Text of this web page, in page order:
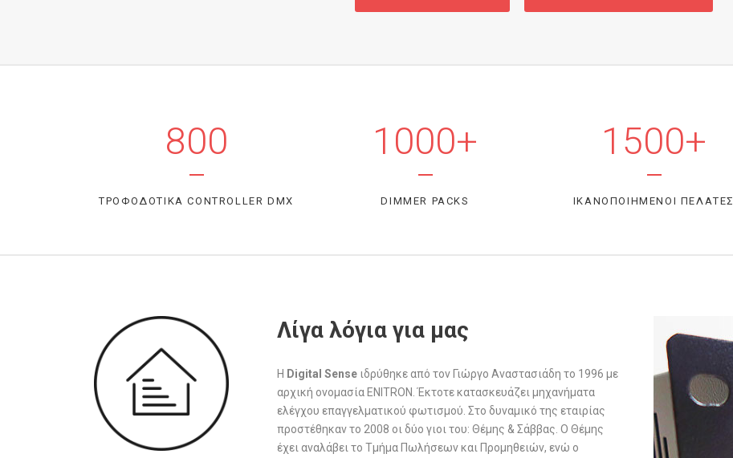
800
ΤΡΟΦΟΔΟΤΙΚA CONTROLLER DMX
1000+
DIMMER PACKS
1500+
ΙΚΑΝΟΠΟΙΗΜΕΝΟΙ ΠΕΛΑΤΕΣ
Λίγα λόγια για μας
H Digital Sense ιδρύθηκε από τον Γιώργο Αναστασιάδη το 1996 με
αρχική ονομασία ENITRON. Έκτοτε κατασκευάζει μηχανήματα
ελέγχου επαγγελματικού φωτισμού. Στο δυναμικό της εταιρίας
προστέθηκαν το 2008 οι δύο γιοι του: Θέμης & Σάββας. Ο Θέμης
έχει αναλάβει το Τμήμα Πωλήσεων και Προμηθειών, ενώ ο